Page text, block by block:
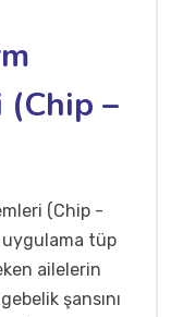
(Chip –
(Chip -
uygulama tüp
ailelerin
şansını